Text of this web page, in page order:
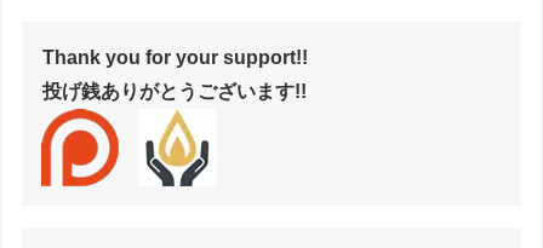
Thank you for your support!!
投げ銭ありがとうございます!!